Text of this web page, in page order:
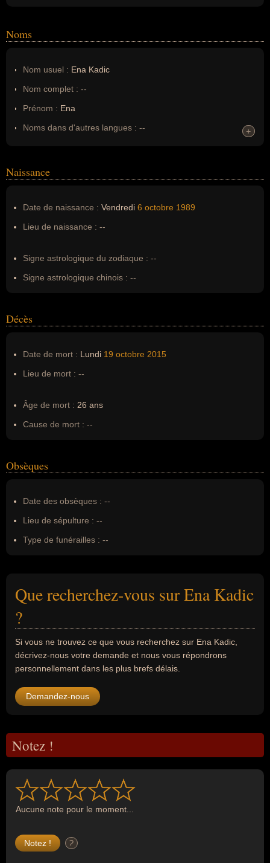
Noms
Nom usuel : Ena Kadic
Nom complet : --
Prénom : Ena
Noms dans d'autres langues : --
Nom de famille :Kadic
+
+
Naissance
Date de naissance : Vendredi 6 octobre 1989
Lieu de naissance : --
Signe astrologique du zodiaque : --
Signe astrologique chinois : --
Décès
Date de mort : Lundi 19 octobre 2015
Lieu de mort : --
Âge de mort : 26 ans
Cause de mort : --
Obsèques
Date des obsèques : --
Lieu de sépulture : --
Type de funérailles : --
Que recherchez-vous sur Ena Kadic
?
Si vous ne trouvez ce que vous recherchez sur Ena Kadic,
décrivez-nous votre demande et nous vous répondrons
personnellement dans les plus brefs délais.
Demandez-nous
Notez !
Aucune note pour le moment...
?